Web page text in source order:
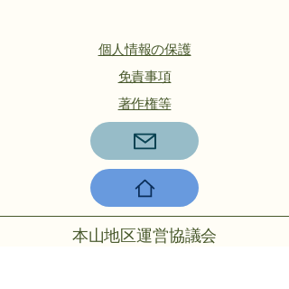
個人情報の保護
​免責事項
著作権等
本山地区運営協議会